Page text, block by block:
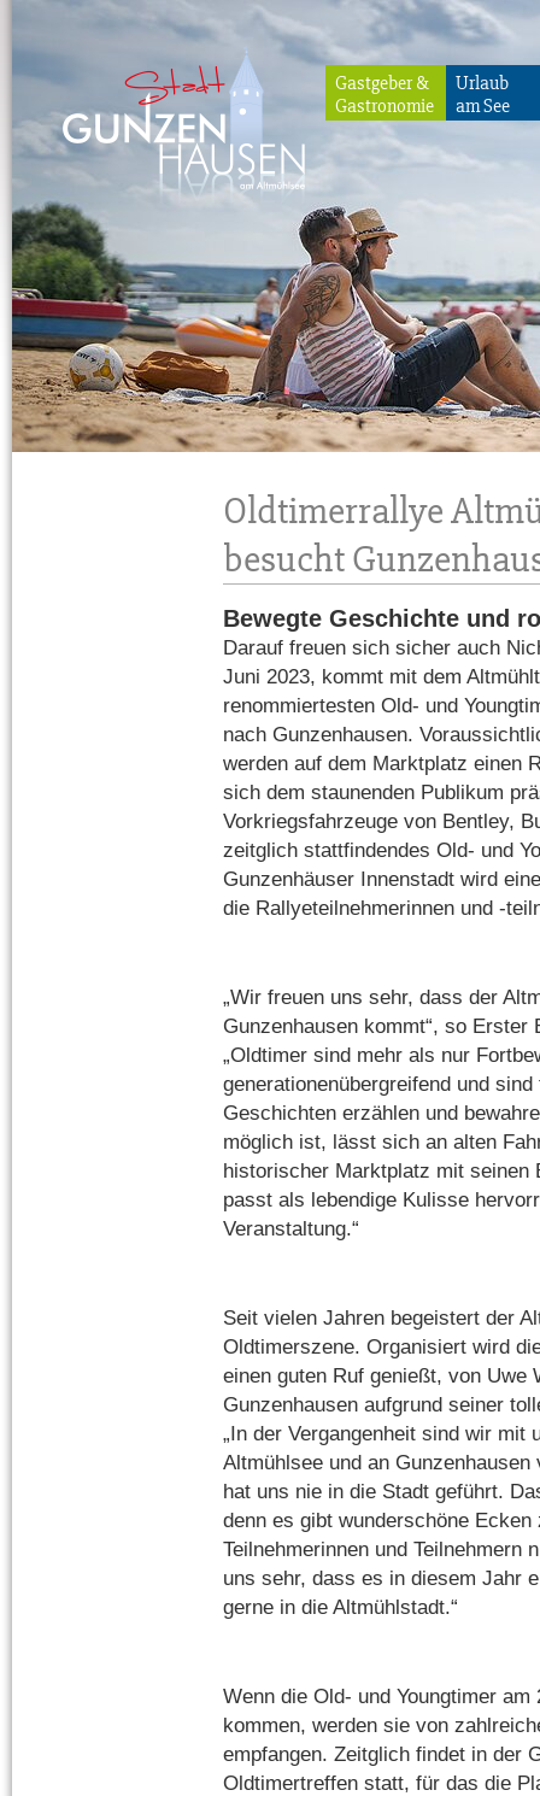
Gunzenhausen
Gastgeber &
Gastronomie
Urlaub
am See
Oldtimerrallye
besucht
Bewegte Geschichte und
Darauf freuen sich sicher auch
Juni 2023, kommt mit dem
renommiertesten Old- und
nach Gunzenhausen.
werden auf dem Marktplatz einen
sich dem staunenden Publikum
Vorkriegsfahrzeuge von Bentley,
zeitglich stattfindendes Old- und
Gunzenhäuser Innenstadt wird
die Rallyeteilnehmerinnen und -
„Wir freuen uns sehr, dass der
Gunzenhausen kommt“, so
„Oldtimer sind mehr als nur
generationenübergreifend und
Geschichten erzählen und
möglich ist, lässt sich an alten
historischer Marktplatz mit seinen
passt als lebendige Kulisse
Veranstaltung.“
Seit vielen Jahren begeistert der
Oldtimerszene. Organisiert wird
einen guten Ruf genießt, von Uwe
Gunzenhausen aufgrund seiner
„In der Vergangenheit sind wir mit
Altmühlsee und an
hat uns nie in die Stadt geführt.
denn es gibt wunderschöne
Teilnehmerinnen und Teilnehmern
uns sehr, dass es in diesem Jahr
gerne in die Altmühlstadt.“
Wenn die Old- und Youngtimer
kommen, werden sie von
empfangen. Zeitglich findet in der
Oldtimertreffen statt, für das die